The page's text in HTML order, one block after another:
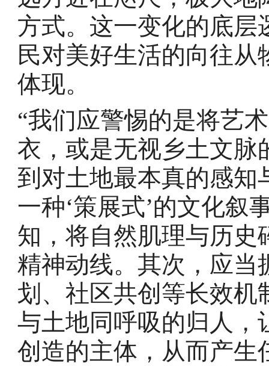
方式。这一变化的底层
民对美好生活的向往
体现。
“我们应警惕的是将艺
衣，或是无视乡土文脉
到对土地最本真的感知
一种‘策展式’的文化叙
知，将自然肌理与历史
精神动线。其次，应当
划、社区共创等长效机
与土地同呼吸的归人，
创造的主体，从而产生